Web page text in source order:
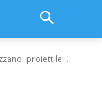
proiettile...